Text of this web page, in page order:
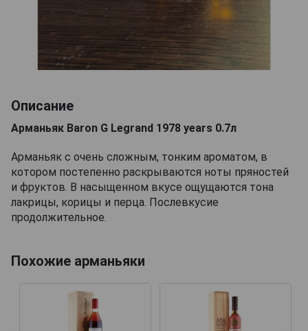
Описание
Арманьяк Baron G Legrand 1978 years 0.7л
Арманьяк с очень сложным, тонким ароматом, в
котором постепенно раскрываются ноты пряностей
и фруктов. В насыщенном вкусе ощущаются тона
лакрицы, корицы и перца. Послевкусие
продолжительное.
Похожие арманьяки